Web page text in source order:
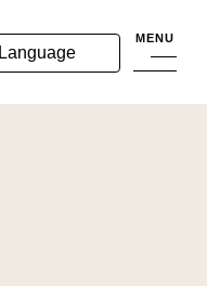
MENU
Language